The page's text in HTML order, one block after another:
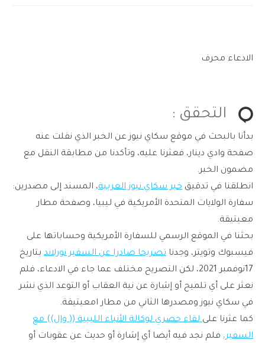
الادعاء محرف
التحقق :
بدأنا بالبحث في موقع سكاي نيوز عن الخبر الذي نقلت عنه
صفحة وادي دينار، فعثرنا عليه، وتأكدنا من مطابقة النقل مع
مضمون الخبر.
انطلقنا في تدقيق خبر سكاي نيوز العربية، المسند إلى مصدرين:
سفارة الولايات المتحدة الأمريكية في ليبيا، وصفحة مطار
معيتيقة.
بحثنا في الموقع الرسمي للسفارة الأمريكية وحساباتها على
فيسبوك وتويتر، وجدنا تصريحا صادرا عن السفير نورلاند بتاريخ
17نوفمبر 2021، لكن التصريح مختلف عما جاء في الادعاء، فلم
نعثر على أي تلميح أو إشارة عن نية العقاب أو التوعد الذي نشر
في سكاي نيوز ومصدرها الثاني من مطار امعيتيقة.
كما عثرنا علىلقاء حصري لوكالة الأنباء الليبية (( وال)) مع
السفير، فلم نجد فيه أيضا أي إشارة أو حديث عن عقوبات أو